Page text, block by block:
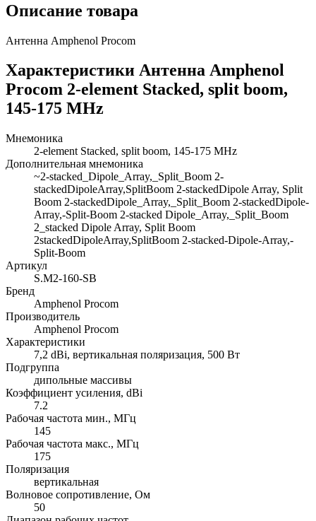
Описание товара
Антенна Amphenol Procom
Характеристики Антенна Amphenol
Procom 2-element Stacked, split boom,
145-175 MHz
Мнемоника
2-element Stacked, split boom, 145-175 MHz
Дополнительная мнемоника
~2-stacked_Dipole_Array,_Split_Boom 2-
stackedDipoleArray,SplitBoom 2-stackedDipole Array, Split
Boom 2-stackedDipole_Array,_Split_Boom 2-stackedDipole-
Array,-Split-Boom 2-stacked Dipole_Array,_Split_Boom
2_stacked Dipole Array, Split Boom
2stackedDipoleArray,SplitBoom 2-stacked-Dipole-Array,-
Split-Boom
Артикул
S.M2-160-SB
Бренд
Amphenol Procom
Производитель
Amphenol Procom
Характеристики
7,2 dBi, вертикальная поляризация, 500 Вт
Подгруппа
дипольные массивы
Коэффициент усиления, dBi
7.2
Рабочая частота мин., МГц
145
Рабочая частота макс., МГц
175
Поляризация
вертикальная
Волновое сопротивление, Ом
50